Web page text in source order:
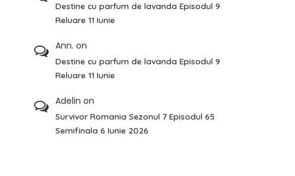
Destine cu parfum de lavanda Episodul 9
Reluare 11 Iunie
Ann. on
Destine cu parfum de lavanda Episodul 9
Reluare 11 Iunie
Adelin on
Survivor Romania Sezonul 7 Episodul 65
Semifinala 6 Iunie 2026